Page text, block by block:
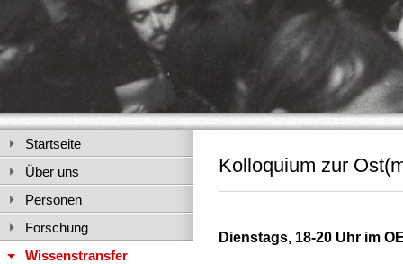
Kolloquium zur
Dienstags, 18-20 Uhr im
Startseite
Über uns
Personen
Forschung
Wissenstransfer